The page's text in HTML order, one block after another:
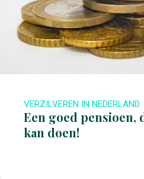
VERZILVEREN IN NEDERLAND
Een goed pensioen,
kan doen!